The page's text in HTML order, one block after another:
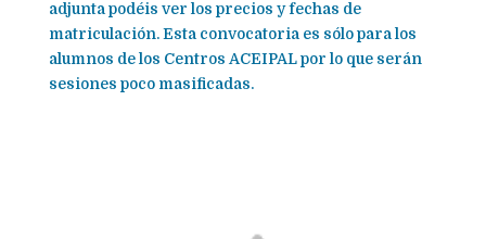
adjunta podéis ver los precios y fechas de
matriculación. Esta convocatoria es sólo para los
alumnos de los Centros ACEIPAL por lo que serán
sesiones poco masificadas.